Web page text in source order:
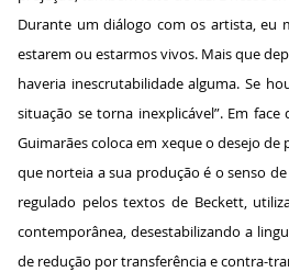
Durante um diálogo com os artista, eu
estarem ou estarmos vivos. Mais que
haveria inescrutabilidade alguma. Se
situação se torna inexplicável”. Em
Guimarães coloca em xeque o desejo
que norteia a sua produção é o senso
regulado pelos textos de Beckett,
contemporânea, desestabilizando a
de redução por transferência e contra-